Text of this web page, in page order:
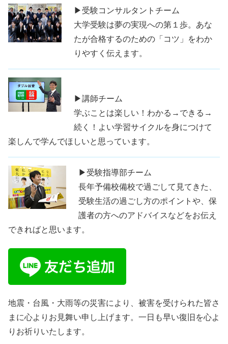
▶受験コンサルタントチーム
大学受験は夢の実現への第１歩。あな
たが合格するのための「コツ」をわか
りやすく伝えます。
▶講師チーム
学ぶことは楽しい！わかる→できる→
続く！よい学習サイクルを身につけて
楽しんで学んでほしいと思っています。
▶受験指導部チーム
長年予備校備校で過ごして見てきた、
受験生活の過ごし方のポイントや、保
護者の方へのアドバイスなどをお伝え
できればと思います。
地震・台風・大雨等の災害により、被害を受けられた皆さ
まに心よりお見舞い申し上げます。一日も早い復旧を心よ
りお祈りいたします。